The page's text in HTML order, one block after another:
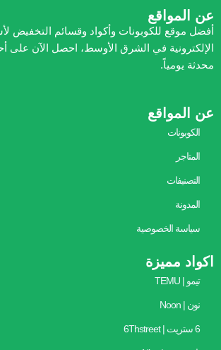
عن المواقع
أفضل موقع للكوبونات وأكواد وقسائم التخفيض
الإلكترونية في الشرق الأوسط، احصل الآن على
محدثة يومياً.
عن المواقع
الكوبونات
المتاجر
التصنيفات
المدونة
سياسة الخصوصية
اكواد مميزة
تيمو | TEMU
نون | Noon
6 ستريت | 6Thstreet